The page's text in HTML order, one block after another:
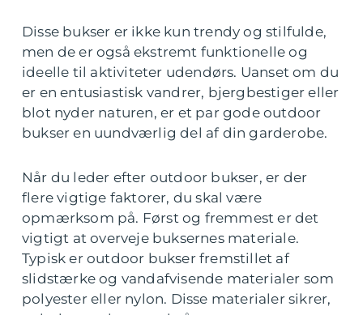
Disse bukser er ikke kun trendy og stilfulde,
men de er også ekstremt funktionelle og
ideelle til aktiviteter udendørs. Uanset om du
er en entusiastisk vandrer, bjergbestiger eller
blot nyder naturen, er et par gode outdoor
bukser en uundværlig del af din garderobe.
Når du leder efter outdoor bukser, er der
flere vigtige faktorer, du skal være
opmærksom på. Først og fremmest er det
vigtigt at overveje buksernes materiale.
Typisk er outdoor bukser fremstillet af
slidstærke og vandafvisende materialer som
polyester eller nylon. Disse materialer sikrer,